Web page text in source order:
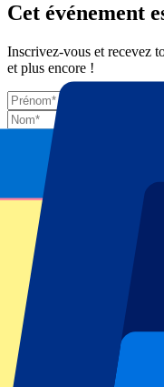
Cet événement
Inscrivez-vous et recevez
et plus encore !
Envoyer
Vos informations seront
Policy
Merci d'avoir envoyé
Informations
À propos de Italy
Compétition
Autumn Internationals 2025